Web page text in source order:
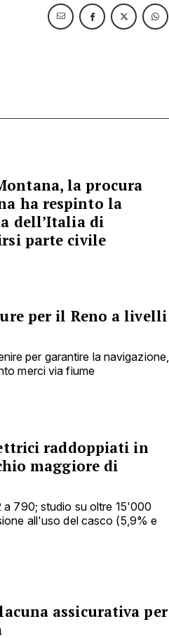
la procura
ha respinto la
dell’Italia di
parte civile
per il Reno a livelli
per garantire la navigazione,
merci via fiume
raddoppiati in
maggiore di
a 790; studio su oltre 15'000
all'uso del casco (5,9% e
assicurativa per